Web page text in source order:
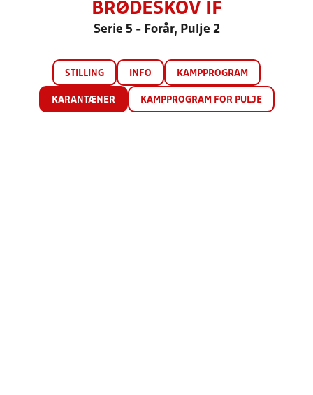
BRØDESKOV IF
Serie 5 - Forår, Pulje 2
STILLING INFO KAMPPROGRAM
KARANTÆNER KAMPPROGRAM FOR PULJE